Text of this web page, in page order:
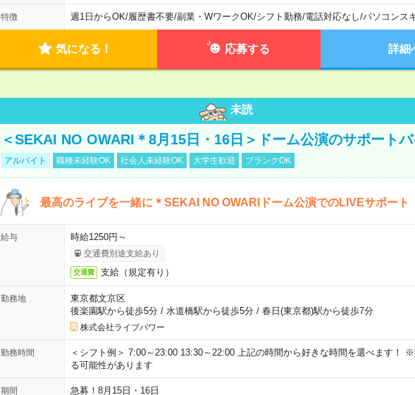
特徴 週1日からOK/履歴書不要/副業・WワークOK/シフト勤務/電話対応なし/パソコンス
気になる！ 応募する 詳細
未読
＜SEKAI NO OWARI＊8月15日・16日＞ドーム公演のサポートバ
アルバイト 職種未経験OK 社会人未経験OK 大学生歓迎 ブランクOK
最高のライブを一緒に＊SEKAI NO OWARIドーム公演でのLIVEサポート
給与 時給1250円～
交通費別途支給あり
交通費 支給（規定有り）
勤務地
東京都文京区
後楽園駅から徒歩5分/ 水道橋駅から徒歩5分/ 春日(東京都)駅から徒歩7分
株式会社ライブパワー
勤務時間
＜シフト例＞ 7:00～23:00 13:30～22:00 上記の時間から好きな時間を選べます！
る可能性があります
期間 急募！8月15日・16日